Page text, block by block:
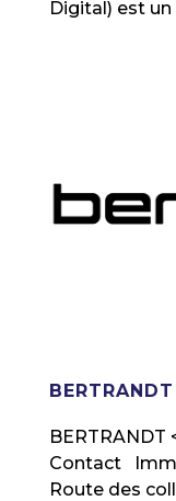
Digital) est un
BERTRANDT
BERTRANDT
Contact
Route des